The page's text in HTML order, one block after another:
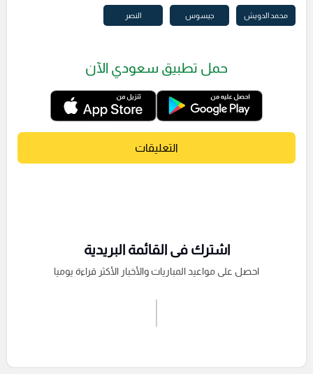
محمد الدويش جيسوس النصر
حمل تطبيق سعودي الآن
التعليقات
اشترك فى القائمة البريدية
احصل على مواعيد المباريات والأخبار الأكثر قراءة يوميا